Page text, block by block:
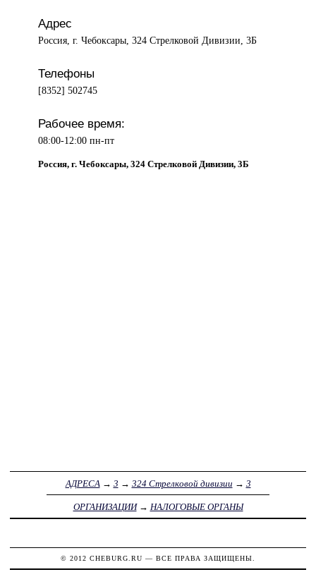
Адрес
Россия, г. Чебоксары, 324 Стрелковой Дивизии, 3Б
Телефоны
[8352] 502745
Рабочее время:
08:00-12:00 пн-пт
Россия, г. Чебоксары, 324 Стрелковой Дивизии, 3Б
АДРЕСА → 3 → 324 Стрелковой дивизии → 3
ОРГАНИЗАЦИИ→ НАЛОГОВЫЕ ОРГАНЫ
© 2012 CHEBURG.RU — ВСЕ ПРАВА ЗАЩИЩЕНЫ.